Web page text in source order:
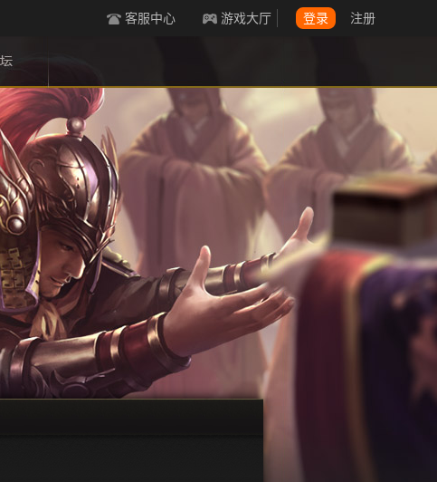
客服中心 游戏大厅 登录 注册